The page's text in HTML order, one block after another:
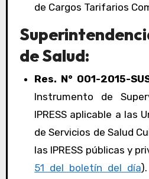
de Cargos Tarifarios
de Salud:
Res. N° 001-2015-
Instrumento de
IPRESS aplicable a las
de Servicios de Salud
las IPRESS públicas y
51 del boletín del día).